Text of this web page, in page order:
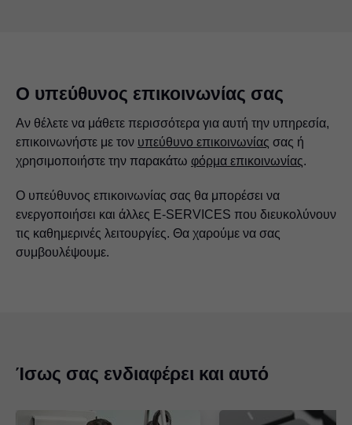
Ο υπεύθυνος επικοινωνίας σας
Αν θέλετε να μάθετε περισσότερα για αυτή την υπηρεσία,
επικοινωνήστε με τον υπεύθυνο επικοινωνίας σας ή
χρησιμοποιήστε την παρακάτω φόρμα επικοινωνίας.
Ο υπεύθυνος επικοινωνίας σας θα μπορέσει να
ενεργοποιήσει και άλλες E-SERVICES που διευκολύνουν
τις καθημερινές λειτουργίες. Θα χαρούμε να σας
συμβουλέψουμε.
Ίσως σας ενδιαφέρει και αυτό